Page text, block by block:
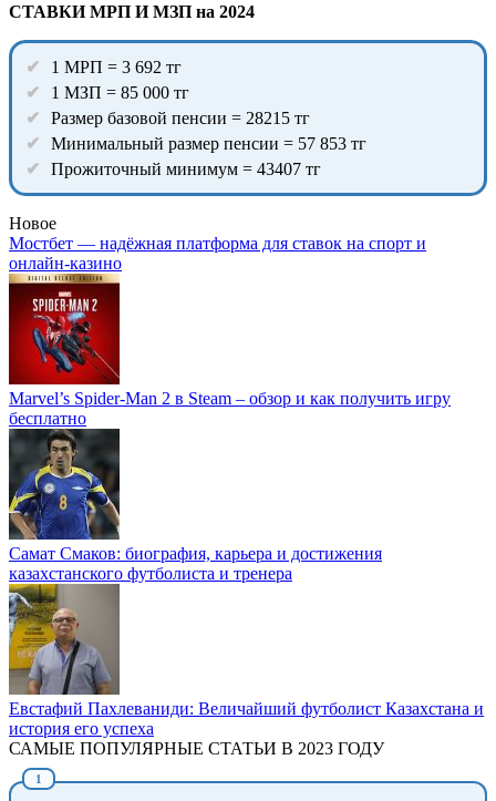
СТАВКИ МРП И МЗП на 2024
1 МРП = 3 692 тг
1 МЗП = 85 000 тг
Размер базовой пенсии = 28215 тг
Минимальный размер пенсии = 57 853 тг
Прожиточный минимум = 43407 тг
Новое
Мостбет — надёжная платформа для ставок на спорт и
онлайн-казино
Marvel’s Spider-Man 2 в Steam – обзор и как получить игру
бесплатно
Самат Смаков: биография, карьера и достижения
казахстанского футболиста и тренера
Евстафий Пахлеваниди: Величайший футболист Казахстана и
история его успеха
САМЫЕ ПОПУЛЯРНЫЕ СТАТЬИ В 2023 ГОДУ